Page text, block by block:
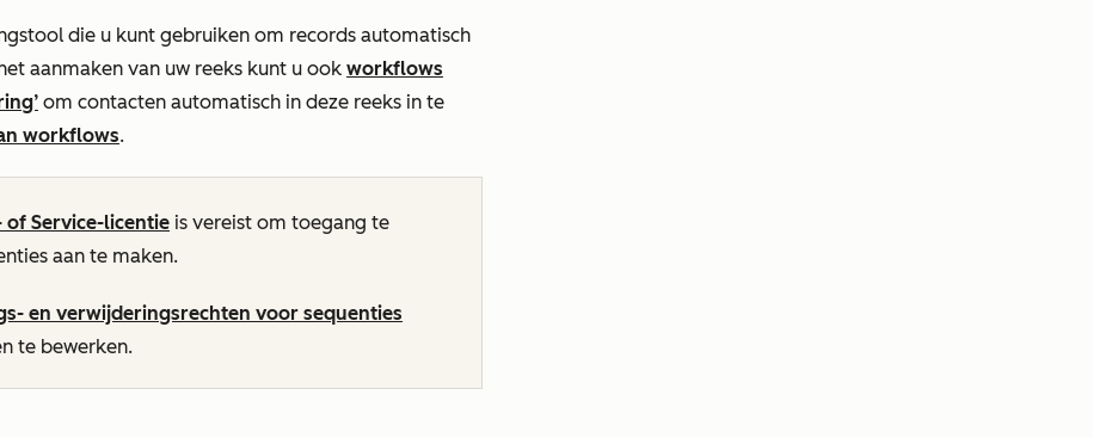
die u kunt gebruiken om records automatisch
aanmaken van uw reeks kunt u ook workflows
om contacten automatisch in deze reeks in te
workflows.
of Service-licentie is vereist om toegang te
aan te maken.
en verwijderingsrechten voor sequenties
te bewerken.